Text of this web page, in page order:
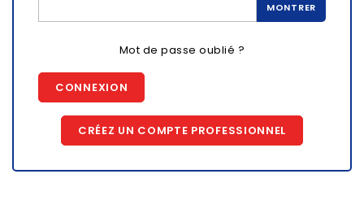
MONTRER
Mot de passe oublié ?
CONNEXION
CRÉEZ UN COMPTE PROFESSIONNEL